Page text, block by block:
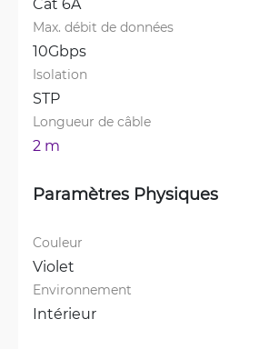
Max. débit de données
10Gbps
Isolation
STP
Longueur de câble
2 m
Paramètres Physiques
Couleur
Violet
Environnement
Intérieur